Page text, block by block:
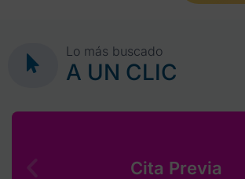
Lo más buscado
A UN CLIC
Cita Previa